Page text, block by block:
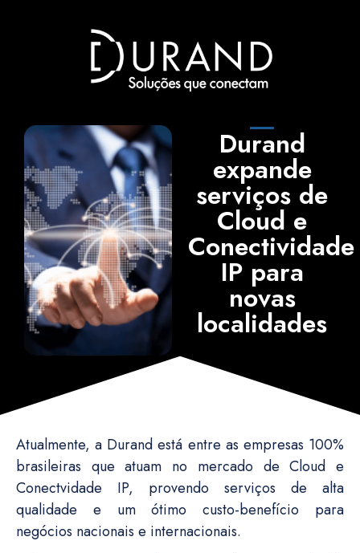
Durand
expande
serviços de
Cloud e
Conectividade
IP para
novas
localidades
Atualmente, a Durand está entre as empresas 100%
brasileiras que atuam no mercado de Cloud e
Conectvidade IP, provendo serviços de alta
qualidade e um ótimo custo-benefício para
negócios nacionais e internacionais.